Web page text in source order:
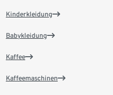
Kinderkleidung
Babykleidung
Kaffee
Kaffeemaschinen